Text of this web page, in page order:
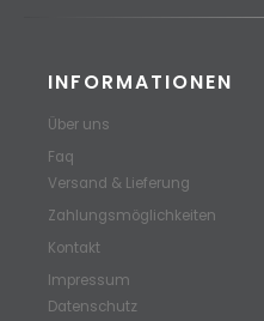
INFORMATIONEN
Über uns
Faq
Versand & Lieferung
Zahlungsmöglichkeiten
Kontakt
Impressum
Datenschutz